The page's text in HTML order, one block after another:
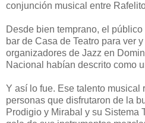
conjunción musical entre
Desde bien temprano, el
bar de Casa de Teatro para ver
organizadores de Jazz en
Nacional habían descrito como
Y así lo fue. Ese talento musical
personas que disfrutaron de la
Prodigio y Mirabal y su Sistema